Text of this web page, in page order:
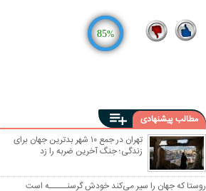
85%
مطالب پیشنهادی
تهران در جمع ۱۰ شهر بدترین جهان برای
زندگی؛ جنگ آخرین ضربه را زد
روستا که جهان را سیر می‌کند خودش گرسنـــــه است